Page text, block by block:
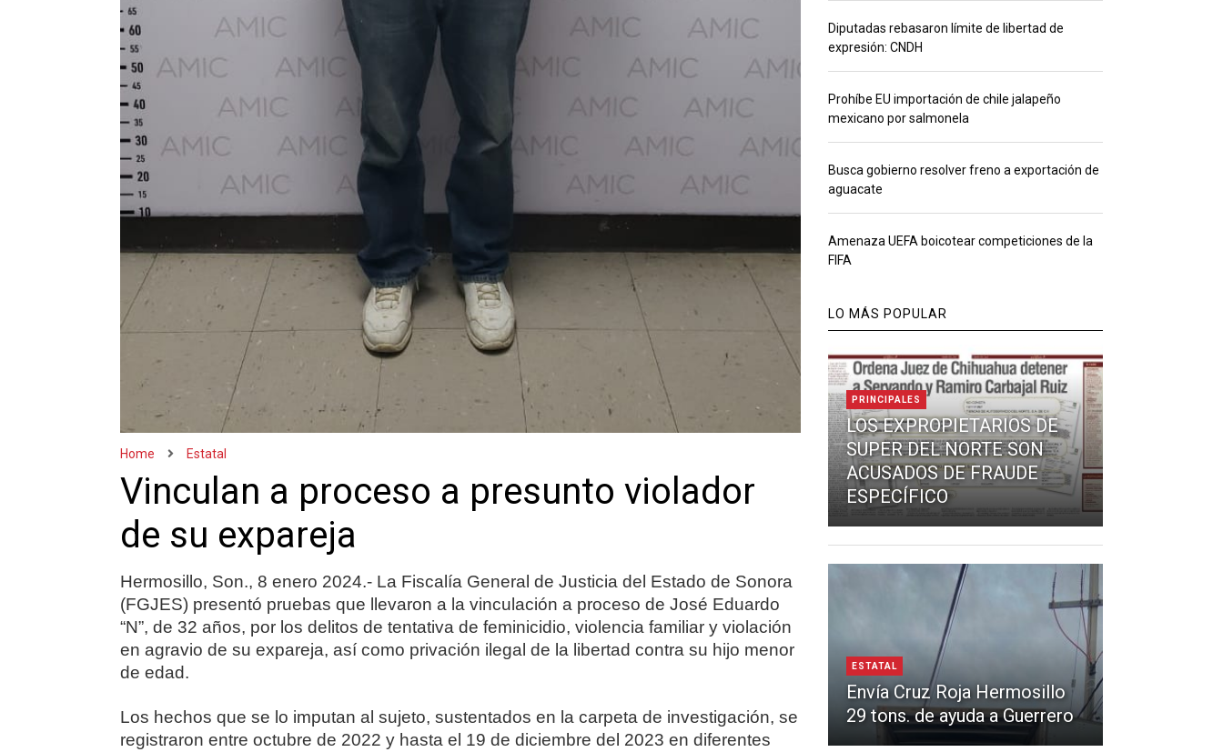
Home Estatal
Vinculan a proceso a presunto violador
de su expareja
Hermosillo, Son., 8 enero 2024.- La Fiscalía General de Justicia del Estado de Sonora
(FGJES) presentó pruebas que llevaron a la vinculación a proceso de José Eduardo
“N”, de 32 años, por los delitos de tentativa de feminicidio, violencia familiar y violación
en agravio de su expareja, así como privación ilegal de la libertad contra su hijo menor
de edad.
Los hechos que se lo imputan al sujeto, sustentados en la carpeta de investigación, se
registraron entre octubre de 2022 y hasta el 19 de diciembre del 2023 en diferentes
Diputadas rebasaron límite de libertad de
expresión: CNDH
Prohíbe EU importación de chile jalapeño
mexicano por salmonela
Busca gobierno resolver freno a exportación de
aguacate
Amenaza UEFA boicotear competiciones de la
FIFA
LO MÁS POPULAR
PRINCIPALES
LOS EXPROPIETARIOS DE
SUPER DEL NORTE SON
ACUSADOS DE FRAUDE
ESPECÍFICO
ESTATAL
Envía Cruz Roja Hermosillo
29 tons. de ayuda a Guerrero